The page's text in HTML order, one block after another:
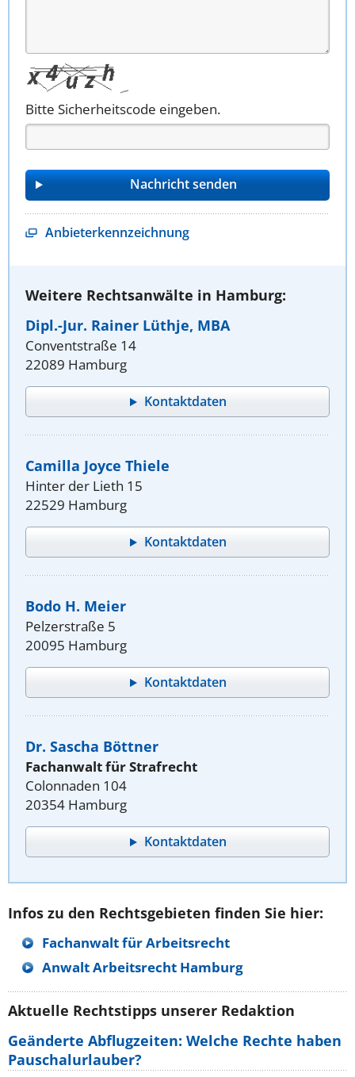
Bitte Sicherheitscode eingeben.
Anbieterkennzeichnung
Weitere Rechtsanwälte in Hamburg:
Dipl.-Jur. Rainer Lüthje, MBA
Conventstraße 14
22089 Hamburg
Kontaktdaten
Camilla Joyce Thiele
Hinter der Lieth 15
22529 Hamburg
Kontaktdaten
Bodo H. Meier
Pelzerstraße 5
20095 Hamburg
Kontaktdaten
Dr. Sascha Böttner
Fachanwalt für Strafrecht
Colonnaden 104
20354 Hamburg
Kontaktdaten
Infos zu den Rechtsgebieten finden Sie hier:
Fachanwalt für Arbeitsrecht
Anwalt Arbeitsrecht Hamburg
Aktuelle Rechtstipps unserer Redaktion
Geänderte Abflugzeiten: Welche Rechte haben
Pauschalurlauber?